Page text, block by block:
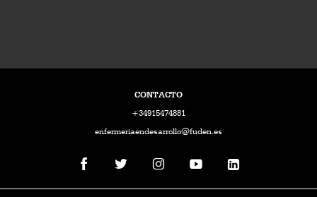
CONTACTO
+34915474881
enfermeriaendesarrollo@fuden.es